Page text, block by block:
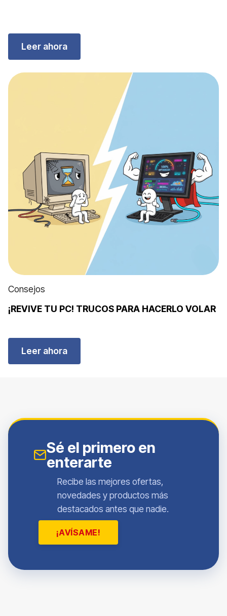
Leer ahora
Consejos
¡REVIVE TU PC! TRUCOS PARA HACERLO VOLAR
Leer ahora
Sé el primero en
enterarte
Recibe las mejores ofertas,
novedades y productos más
destacados antes que nadie.
¡AVÍSAME!